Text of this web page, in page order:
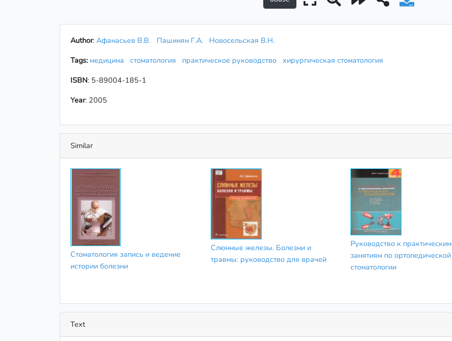
Author: Афанасьев В.В. Пашинян Г.А.
Новосельская В.Н.
Tags: медицина стоматология практическое руководство хирургическая стоматология
ISBN: 5-89004-185-1
Year: 2005
Similar
Стоматология запись и ведение
истории болезни
Слюнные железы. Болезни и
травмы: руководство для врачей
Руководство к практическим
занятиям по ортопедической
стоматологии
Text